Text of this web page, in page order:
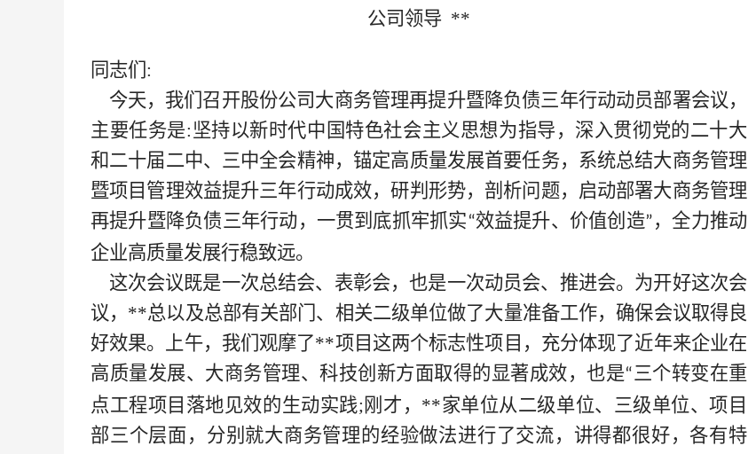
公司领导 **
同志们 :
今天，我们召开股份公司大商务管理再提升暨降负债三年行动动员部署会议，
主要任务是:坚持以新时代中国特色社会主义思想为指导，深入贯彻党的二十大
和二十届二中、三中全会精神，锚定高质量发展首要任务，系统总结大商务管理
暨项目管理效益提升三年行动成效，研判形势，剖析问题，启动部署大商务管理
再提升暨降负债三年行动，一贯到底抓牢抓实“效益提升、价值创造”，全力推动
企业高质量发展行稳致远。
这次会议既是一次总结会、表彰会，也是一次动员会、推进会。为开好这次会
议，**总以及总部有关部门、相关二级单位做了大量准备工作，确保会议取得良
好效果。上午，我们观摩了**项目这两个标志性项目，充分体现了近年来企业在
高质量发展、 大商务管理、科技创新方面取得的显著成效，也是“三个转变在重
点工程项目落地见效的生动实践;刚才， **家单位从二级单位、三级单位、项目
部三个层面，分别就大商务管理的经验做法进行了交流，讲得都很好，各有特